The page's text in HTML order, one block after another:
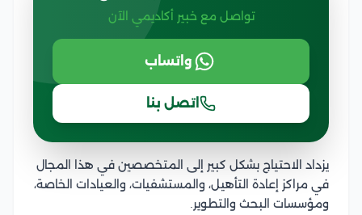
تواصل مع خبير أكاديمي الآن
واتساب
اتصل بنا
يزداد الاحتياج بشكل كبير إلى المتخصصين في هذا المجال
في مراكز إعادة التأهيل، والمستشفيات، والعيادات الخاصة،
ومؤسسات البحث والتطوير.